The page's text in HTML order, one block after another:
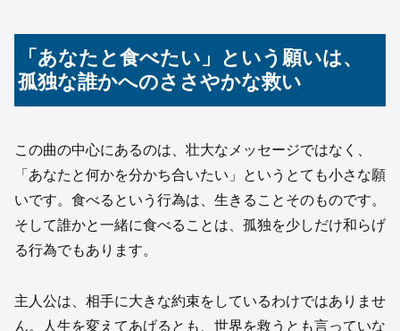
「あなたと食べたい」という願いは、
孤独な誰かへのささやかな救い
この曲の中心にあるのは、壮大なメッセージではなく、
「あなたと何かを分かち合いたい」というとても小さな願
いです。食べるという行為は、生きることそのものです。
そして誰かと一緒に食べることは、孤独を少しだけ和らげ
る行為でもあります。
主人公は、相手に大きな約束をしているわけではありませ
ん。人生を変えてあげるとも、世界を救うとも言っていな